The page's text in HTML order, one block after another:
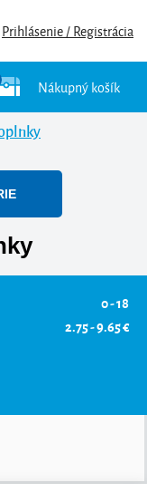
Prihlásenie / Registrácia
Nákupný košík
0 - 18
2.75 - 9.65 €